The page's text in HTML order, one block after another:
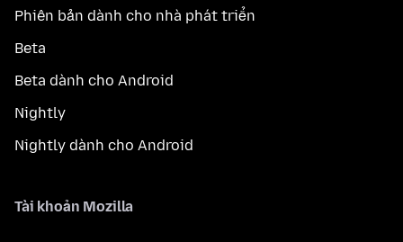
Phiên bản dành cho nhà phát triển
Beta
Beta dành cho Android
Nightly
Nightly dành cho Android
Tài khoản Mozilla